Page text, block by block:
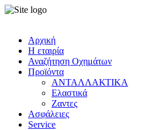
Αρχική
Η εταιρία
Αναζήτηση Οχημάτων
Προϊόντα
ΑΝΤΑΛΛΑΚΤΙΚΑ
Ελαστικά
Ζαντες
Ασφάλειες
Service